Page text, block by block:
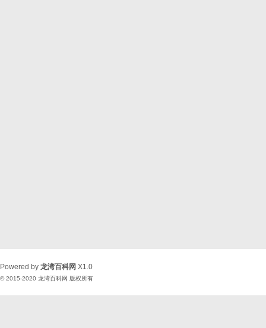
Powered by 龙湾百科网 X1.0
© 2015-2020 龙湾百科网 版权所有